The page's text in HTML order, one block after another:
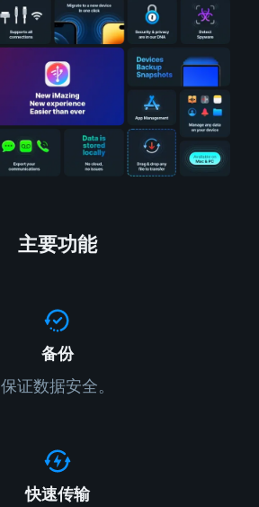
主要功能
备份
保证数据安全。
快速传输